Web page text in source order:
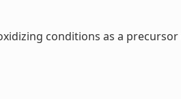
conditions as a